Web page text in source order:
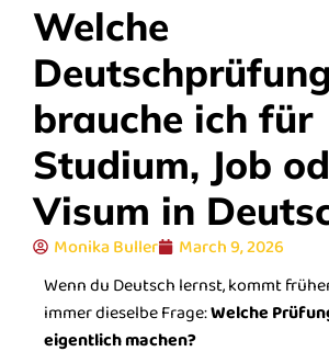
Welche
brauche ich für
Studium, Job
Visum in
Monika Buller
March 9, 2026
Wenn du Deutsch lernst, kommt
immer dieselbe Frage:Welche
eigentlich machen?